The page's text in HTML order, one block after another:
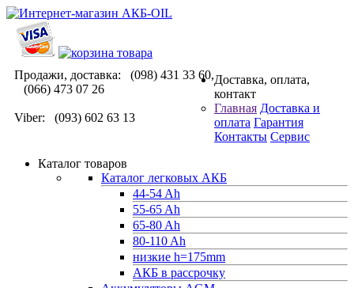
Продажи, доставка: (098) 431 33 60,
(066) 473 07 26
Viber: (093) 602 63 13
Доставка, оплата,
контакт
Главная Доставка и
оплата Гарантия
Контакты Сервис
Каталог товаров
Каталог легковых АКБ
44-54 Ah
55-65 Ah
65-80 Ah
80-110 Ah
низкие h=175mm
АКБ в рассрочку